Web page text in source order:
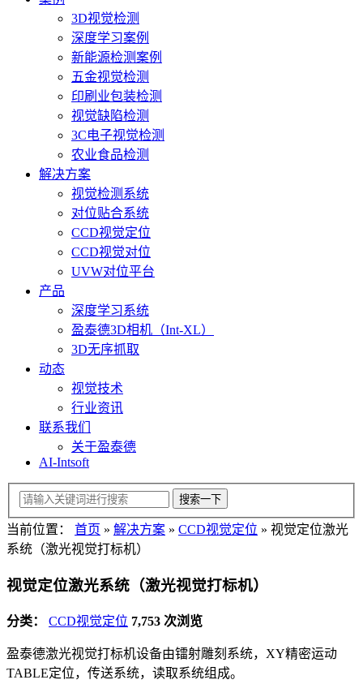
3D视觉检测
深度学习案例
新能源检测案例
五金视觉检测
印刷业包装检测
视觉缺陷检测
3C电子视觉检测
农业食品检测
解决方案
视觉检测系统
对位贴合系统
CCD视觉定位
CCD视觉对位
UVW对位平台
产品
深度学习系统
盈泰德3D相机（Int-XL）
3D无序抓取
动态
视觉技术
行业资讯
联系我们
关于盈泰德
AI-Intsoft
当前位置： 首页 » 解决方案 » CCD视觉定位 » 视觉定位激光
系统（激光视觉打标机）
视觉定位激光系统（激光视觉打标机）
分类： CCD视觉定位 7,753 次浏览
盈泰德激光视觉打标机设备由镭射雕刻系统，XY精密运动
TABLE定位，传送系统，读取系统组成。